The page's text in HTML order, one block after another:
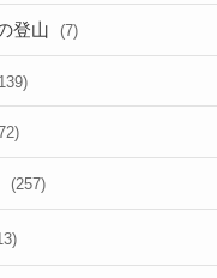
登山 (7)
(257)